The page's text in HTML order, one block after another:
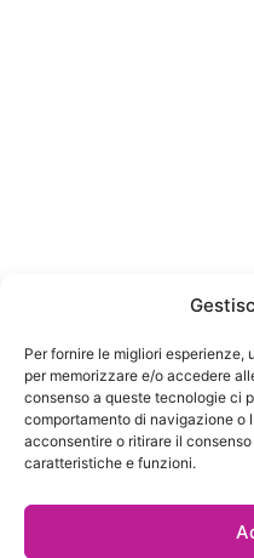
Per fornire le migliori
per memorizzare e/o accedere
consenso a queste tecnologie ci
comportamento di navigazione o
acconsentire o ritirare il
caratteristiche e funzioni.
P. IVA